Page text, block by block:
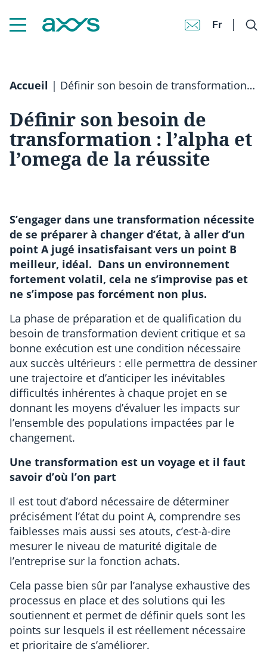
Fr
Accueil | Définir son besoin de transformation : l’alpha et l’omega de la réussite
Définir son besoin de
transformation : l’alpha et
l’omega de la réussite
S’engager dans une transformation nécessite
de se préparer à changer d’état, à aller d’un
point A jugé insatisfaisant vers un point B
meilleur, idéal. Dans un environnement
fortement volatil, cela ne s’improvise pas et
ne s’impose pas forcément non plus.
La phase de préparation et de qualification du
besoin de transformation devient critique et sa
bonne exécution est une condition nécessaire
aux succès ultérieurs : elle permettra de dessiner
une trajectoire et d’anticiper les inévitables
difficultés inhérentes à chaque projet en se
donnant les moyens d’évaluer les impacts sur
l’ensemble des populations impactées par le
changement.
Une transformation est un voyage et il faut
savoir d’où l’on part
Il est tout d’abord nécessaire de déterminer
précisément l’état du point A, comprendre ses
faiblesses mais aussi ses atouts, c’est-à-dire
mesurer le niveau de maturité digitale de
l’entreprise sur la fonction achats.
Cela passe bien sûr par l’analyse exhaustive des
processus en place et des solutions qui les
soutiennent et permet de définir quels sont les
points sur lesquels il est réellement nécessaire
et prioritaire de s’améliorer.